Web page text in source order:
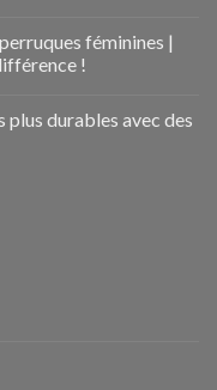
féminines |
!
durables avec des